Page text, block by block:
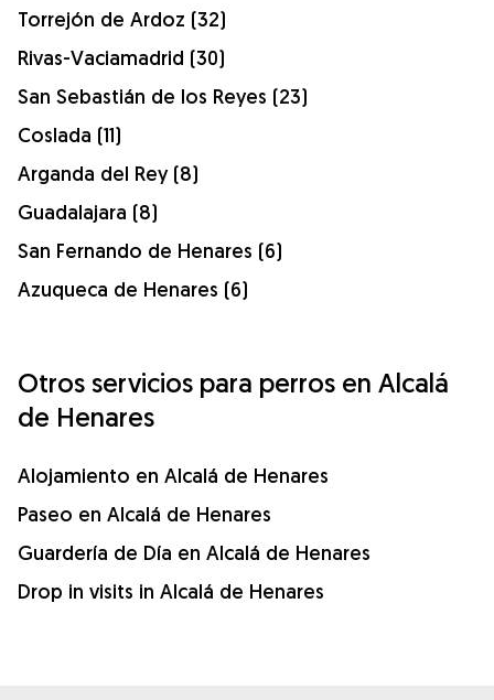
Torrejón de Ardoz (32)
Rivas-Vaciamadrid (30)
San Sebastián de los Reyes (23)
Coslada (11)
Arganda del Rey (8)
Guadalajara (8)
San Fernando de Henares (6)
Azuqueca de Henares (6)
Otros servicios para perros en Alcalá
de Henares
Alojamiento en Alcalá de Henares
Paseo en Alcalá de Henares
Guardería de Día en Alcalá de Henares
Drop in visits in Alcalá de Henares